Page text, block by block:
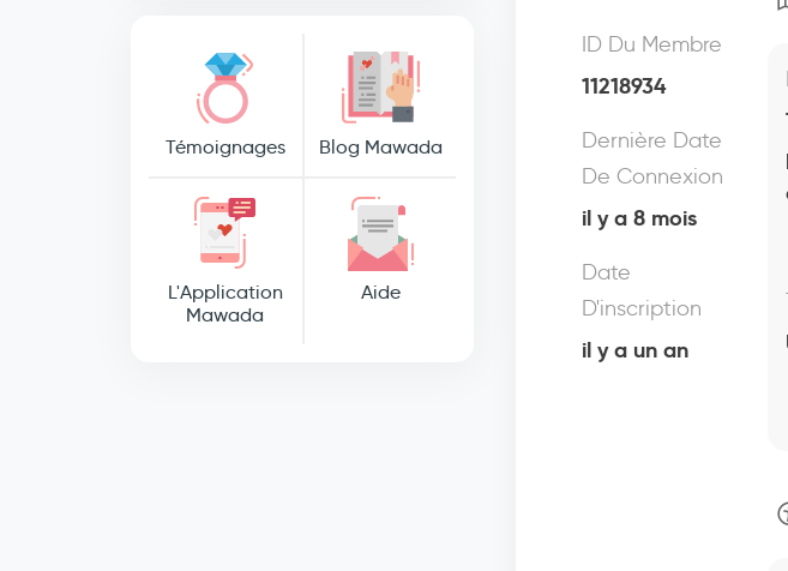
Témoignages Blog Mawada
L'Application
Mawada
Aide
ID Du Membre
11218934
Dernière Date
De Connexion
il y a 8 mois
Date
D'inscription
il y a un an